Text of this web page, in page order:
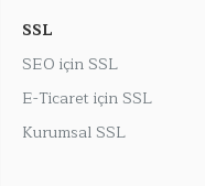
SSL
SEO için SSL
E-Ticaret için SSL
Kurumsal SSL